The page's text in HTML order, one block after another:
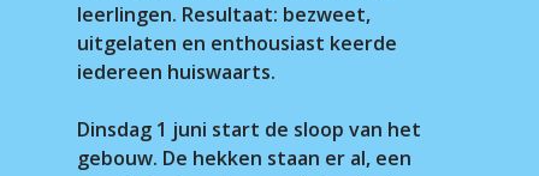
leerlingen. Resultaat: bezweet,
uitgelaten en enthousiast keerde
iedereen huiswaarts.
Dinsdag 1 juni start de sloop van het
gebouw. De hekken staan er al, een